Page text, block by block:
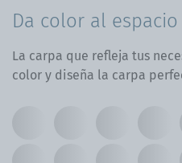
Da color al
La carpa que refleja tus
color y diseña la carpa